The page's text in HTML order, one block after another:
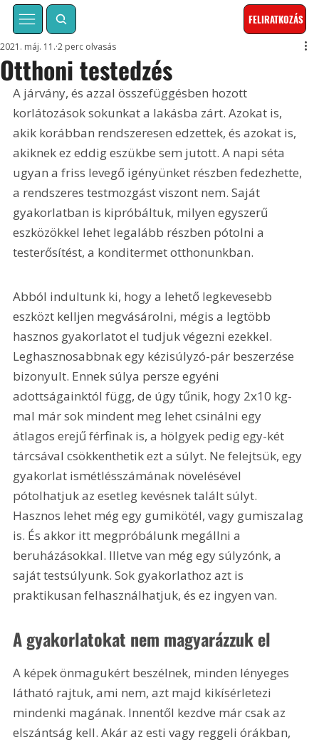
FELIRATKOZÁS
Otthoni testedzés
2021. máj. 11. 2 perc olvasás
A járvány, és azzal összefüggésben hozott
korlátozások sokunkat a lakásba zárt. Azokat is,
akik korábban rendszeresen edzettek, és azokat is,
akiknek ez eddig eszükbe sem jutott. A napi séta
ugyan a friss levegő igényünket részben fedezhette,
a rendszeres testmozgást viszont nem. Saját
gyakorlatban is kipróbáltuk, milyen egyszerű
eszközökkel lehet legalább részben pótolni a
testerősítést, a konditermet otthonunkban.
Abból indultunk ki, hogy a lehető legkevesebb
eszközt kelljen megvásárolni, mégis a legtöbb
hasznos gyakorlatot el tudjuk végezni ezekkel.
Leghasznosabbnak egy kézisúlyzó-pár beszerzése
bizonyult. Ennek súlya persze egyéni
adottságainktól függ, de úgy tűnik, hogy 2x10 kg-
mal már sok mindent meg lehet csinálni egy
átlagos erejű férfinak is, a hölgyek pedig egy-két
tárcsával csökkenthetik ezt a súlyt. Ne felejtsük, egy
gyakorlat ismétlésszámának növelésével
pótolhatjuk az esetleg kevésnek talált súlyt.
Hasznos lehet még egy gumikötél, vagy gumiszalag
is. És akkor itt megpróbálunk megállni a
beruházásokkal. Illetve van még egy súlyzónk, a
saját testsúlyunk. Sok gyakorlathoz azt is
praktikusan felhasználhatjuk, és ez ingyen van.
A gyakorlatokat nem magyarázzuk el
A képek önmagukért beszélnek, minden lényeges
látható rajtuk, ami nem, azt majd kikísérletezi
mindenki magának. Innentől kezdve már csak az
elszántság kell. Akár az esti vagy reggeli órákban,